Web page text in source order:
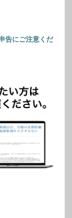
告にご注意くだ